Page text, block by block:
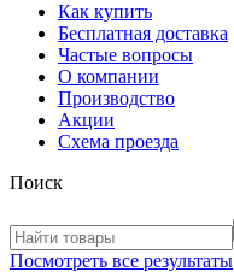
Как купить
Бесплатная доставка
Частые вопросы
О компании
Производство
Акции
Схема проезда
Поиск
Посмотреть все результаты